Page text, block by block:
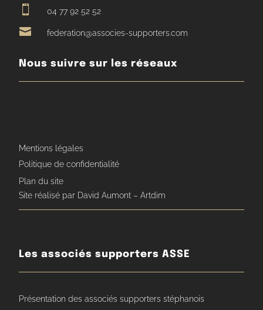
 04 77 92 52 52
 federation@associes-supporters.com
Nous suivre sur les réseaux
Mentions légales
Politique de confidentialité
Plan du site
Site réalisé par David Aumont – Artdim
Les associés supporters ASSE
Présentation des associés supporters stéphanois